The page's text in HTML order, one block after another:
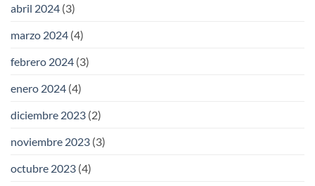
abril 2024 (3)
marzo 2024 (4)
febrero 2024 (3)
enero 2024 (4)
diciembre 2023 (2)
noviembre 2023 (3)
octubre 2023 (4)